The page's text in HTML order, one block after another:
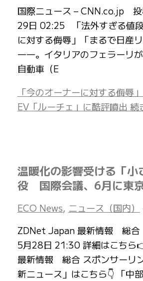
国際ニュース – CNN.co.jp
29日 02:25 「法外すぎる値
に対する侮辱」「まるで日産
――。イタリアのフェラーリ
自動車（E
「今のオーナーに対する侮
EV「ルーチェ」に酷評噴出 続
温暖化の影響受ける「小
役 国際会議、6月に東
ECO News, ニュース（国内）
ZDNet Japan 最新情報 総
5月28日 21:30 詳細はこち
最新情報 総合 スポンサーリ
新ニュース」はこちら👇 「中